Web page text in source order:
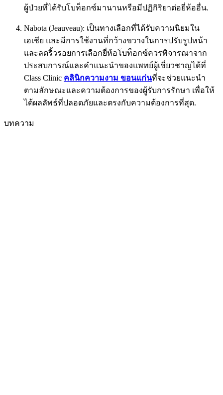
ผู้ป่วยที่ได้รับโบท็อกซ์มานานหรือมีปฏิกิริยาต่อยี่ห้ออื่น.
Nabota (Jeauveau): เป็นทางเลือกที่ได้รับความนิยมใน
เอเชีย และมีการใช้งานที่กว้างขวางในการปรับรูปหน้า
และลดริ้วรอยการเลือกยี่ห้อโบท็อกซ์ควรพิจารณาจาก
ประสบการณ์และคำแนะนำของแพทย์ผู้เชี่ยวชาญได้ที่
Class Clinic คลินิกความงาม ขอนแก่นที่จะช่วยแนะนำ
ตามลักษณะและความต้องการของผู้รับการรักษา เพื่อให้
ได้ผลลัพธ์ที่ปลอดภัยและตรงกับความต้องการที่สุด.
บทความ